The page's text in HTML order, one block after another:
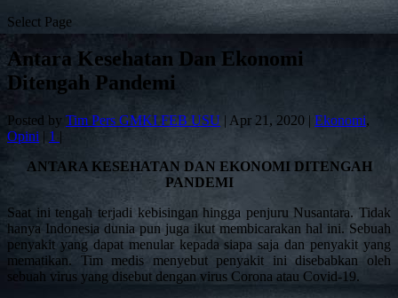
Select Page
Antara Kesehatan Dan Ekonomi
Ditengah Pandemi
Posted by Tim Pers GMKI FEB USU | Apr 21, 2020 | Ekonomi,
Opini | 1 |
ANTARA KESEHATAN DAN EKONOMI DITENGAH
PANDEMI
Saat ini tengah terjadi kebisingan hingga penjuru Nusantara. Tidak
hanya Indonesia dunia pun juga ikut membicarakan hal ini. Sebuah
penyakit yang dapat menular kepada siapa saja dan penyakit yang
mematikan. Tim medis menyebut penyakit ini disebabkan oleh
sebuah virus yang disebut dengan virus Corona atau Covid-19.